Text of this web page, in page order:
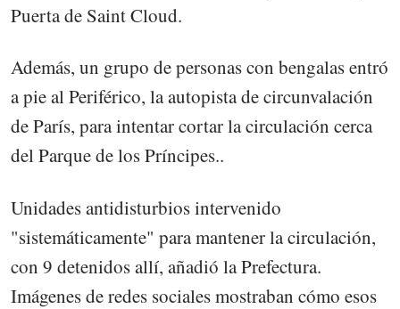
Puerta de Saint Cloud.
Además, un grupo de personas con bengalas entró
a pie al Periférico, la autopista de circunvalación
de París, para intentar cortar la circulación cerca
del Parque de los Príncipes..
Unidades antidisturbios intervenido
"sistemáticamente" para mantener la circulación,
con 9 detenidos allí, añadió la Prefectura.
Imágenes de redes sociales mostraban cómo esos